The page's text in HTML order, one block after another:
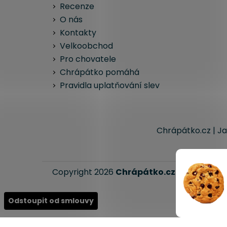
Recenze
O nás
Kontakty
Velkoobchod
Pro chovatele
Chrápátko pomáhá
Pravidla uplatňování slev
Chrápátko.cz |
Copyright 2026 Chrápátko.cz . Všechna
Odstoupit od smlouvy